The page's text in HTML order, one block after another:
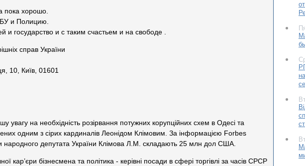
пока хорошо.
и Полицию.
и государство и с таким счастьем и на свободе .
справ України
10, Київ, 01601
увагу на необхідність розірвання потужних корупційних схем в Одесі та
одним з сірих кардиналів Леонідом Клімовим. За інформацією Forbes
народного депутата України Клімова Л.М. складають 25 млн дол США.
кар’єри бізнесмена та політика - керівні посади в сфері торгівлі за часів СРСР